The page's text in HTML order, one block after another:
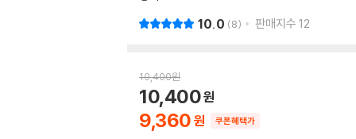
10.0 8 판매지수 12
10,400원
9,360
10,400
쿠폰혜택가